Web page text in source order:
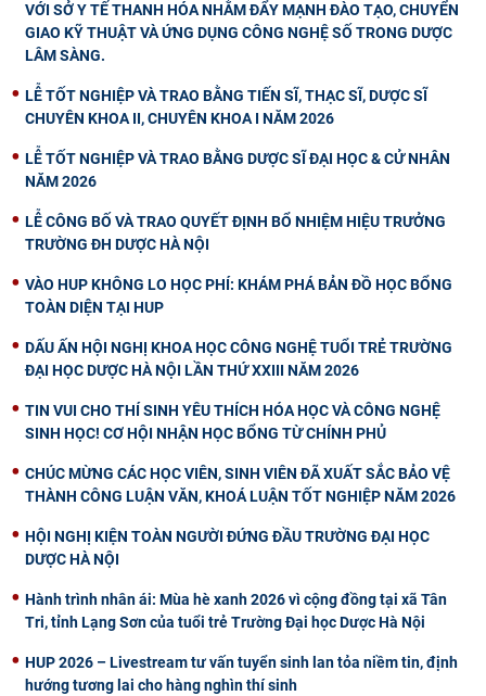
VỚI SỞ Y TẾ THANH HÓA NHẰM ĐẨY MẠNH ĐÀO TẠO, CHUYỂN
GIAO KỸ THUẬT VÀ ỨNG DỤNG CÔNG NGHỆ SỐ TRONG DƯỢC
LÂM SÀNG.
LỄ TỐT NGHIỆP VÀ TRAO BẰNG TIẾN SĨ, THẠC SĨ, DƯỢC SĨ
CHUYÊN KHOA II, CHUYÊN KHOA I NĂM 2026
LỄ TỐT NGHIỆP VÀ TRAO BẰNG DƯỢC SĨ ĐẠI HỌC & CỬ NHÂN
NĂM 2026
LỄ CÔNG BỐ VÀ TRAO QUYẾT ĐỊNH BỔ NHIỆM HIỆU TRƯỞNG
TRƯỜNG ĐH DƯỢC HÀ NỘI
VÀO HUP KHÔNG LO HỌC PHÍ: KHÁM PHÁ BẢN ĐỒ HỌC BỔNG
TOÀN DIỆN TẠI HUP
DẤU ẤN HỘI NGHỊ KHOA HỌC CÔNG NGHỆ TUỔI TRẺ TRƯỜNG
ĐẠI HỌC DƯỢC HÀ NỘI LẦN THỨ XXIII NĂM 2026
TIN VUI CHO THÍ SINH YÊU THÍCH HÓA HỌC VÀ CÔNG NGHỆ
SINH HỌC! CƠ HỘI NHẬN HỌC BỔNG TỪ CHÍNH PHỦ
CHÚC MỪNG CÁC HỌC VIÊN, SINH VIÊN ĐÃ XUẤT SẮC BẢO VỆ
THÀNH CÔNG LUẬN VĂN, KHOÁ LUẬN TỐT NGHIỆP NĂM 2026
HỘI NGHỊ KIỆN TOÀN NGƯỜI ĐỨNG ĐẦU TRƯỜNG ĐẠI HỌC
DƯỢC HÀ NỘI
Hành trình nhân ái: Mùa hè xanh 2026 vì cộng đồng tại xã Tân
Tri, tỉnh Lạng Sơn của tuổi trẻ Trường Đại học Dược Hà Nội
HUP 2026 – Livestream tư vấn tuyển sinh lan tỏa niềm tin, định
hướng tương lai cho hàng nghìn thí sinh